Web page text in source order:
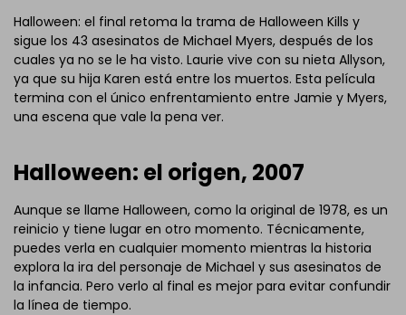
Halloween: el final retoma la trama de Halloween Kills y
sigue los 43 asesinatos de Michael Myers, después de los
cuales ya no se le ha visto. Laurie vive con su nieta Allyson,
ya que su hija Karen está entre los muertos. Esta película
termina con el único enfrentamiento entre Jamie y Myers,
una escena que vale la pena ver.
Halloween: el origen, 2007
Aunque se llame Halloween, como la original de 1978, es un
reinicio y tiene lugar en otro momento. Técnicamente,
puedes verla en cualquier momento mientras la historia
explora la ira del personaje de Michael y sus asesinatos de
la infancia. Pero verlo al final es mejor para evitar confundir
la línea de tiempo.